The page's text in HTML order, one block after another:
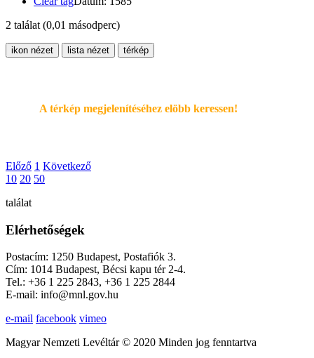
2 találat (0,01 másodperc)
ikon nézet lista nézet térkép
A térkép megjelenítéséhez elöbb keressen!
Előző 1 Következő
10 20 50
találat
Elérhetőségek
Postacím: 1250 Budapest, Postafiók 3.
Cím: 1014 Budapest, Bécsi kapu tér 2-4.
Tel.: +36 1 225 2843, +36 1 225 2844
E-mail: info@mnl.gov.hu
e-mail facebook vimeo
Magyar Nemzeti Levéltár © 2020 Minden jog fenntartva